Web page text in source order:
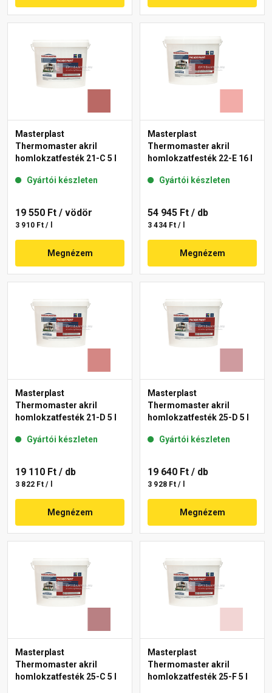
Masterplast
Thermomaster akril
homlokzatfesték 21-C 5 l
Gyártói készleten
19 550 Ft / vödör
3 910 Ft / l
Megnézem
Masterplast
Thermomaster akril
homlokzatfesték 22-E 16 l
Gyártói készleten
54 945 Ft / db
3 434 Ft / l
Megnézem
Masterplast
Thermomaster akril
homlokzatfesték 21-D 5 l
Gyártói készleten
19 110 Ft / db
3 822 Ft / l
Megnézem
Masterplast
Thermomaster akril
homlokzatfesték 25-D 5 l
Gyártói készleten
19 640 Ft / db
3 928 Ft / l
Megnézem
Masterplast
Thermomaster akril
homlokzatfesték 25-C 5 l
Masterplast
Thermomaster akril
homlokzatfesték 25-F 5 l